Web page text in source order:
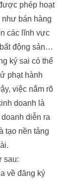
phép hoạt
bán hàng
các lĩnh vực
động sản…
ký sai có thể
phạt hành
việc nắm rõ
doanh là
diễn ra
tạo nền tảng
sau:
về đăng ký